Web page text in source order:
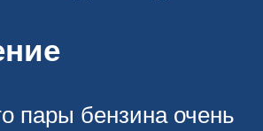
пары бензина очень